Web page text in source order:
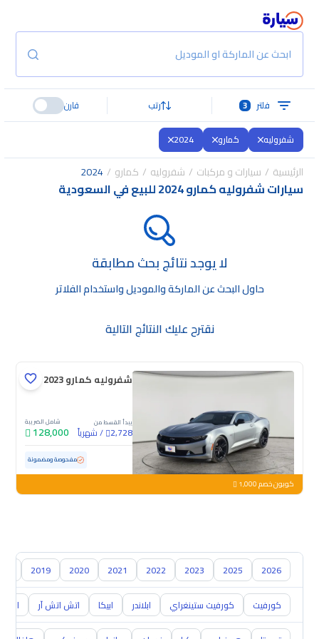
ابحث عن الماركة او الموديل
فلتر 3 رتب قارن
شفروليه كمارو 2024
الرئيسية سيارات و مركبات شفروليه كمارو 2024
سيارات شفروليه كمارو 2024 للبيع في السعودية
لا يوجد نتائج بحث مطابقة
حاول البحث عن الماركة والموديل واستخدام الفلاتر
نقترح عليك النتائج التالية
شفروليه كمارو RS 2023
يبدأ القسط من
2,728
/شهرياً
شامل الضريبة
128,000
مستعملة 59,356 كم مفحوصة ومضمونة
كوبون خصم 1,000
2026
2025
2023
2022
2021
2020
2019
كورفيت كورفيت ستينغراي ابلاندر ابيكا اتش اتش آر اس 10